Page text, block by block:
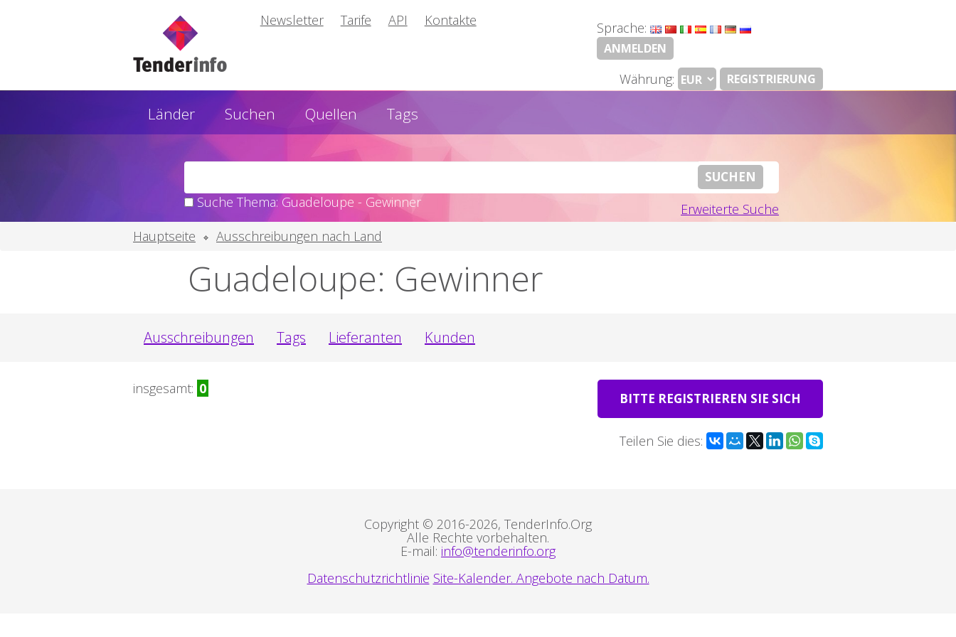
Newsletter Tarife API Kontakte Sprache:
ANMELDEN
Währung: REGISTRIERUNG
Länder Suchen Quellen Tags
Suche Thema: Guadeloupe - Gewinner
Erweiterte Suche
Hauptseite
Ausschreibungen nach Land
Guadeloupe: Gewinner
Ausschreibungen Tags Lieferanten Kunden
insgesamt: 0
BITTE REGISTRIEREN SIE SICH
Teilen Sie dies:
Copyright © 2016-2026, TenderInfo.Org
Alle Rechte vorbehalten.
E-mail: info@tenderinfo.org
Datenschutzrichtlinie Site-Kalender. Angebote nach Datum.